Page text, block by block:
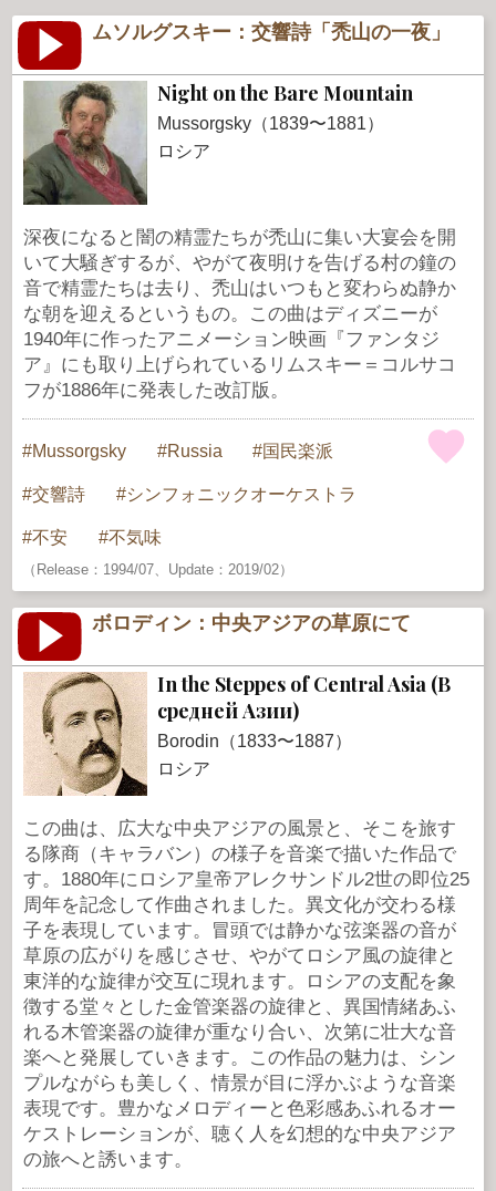
ムソルグスキー：交響詩「禿山の一夜」
Night on the Bare Mountain
Mussorgsky（1839〜1881）
ロシア
深夜になると闇の精霊たちが禿山に集い大宴会を開
いて大騒ぎするが、やがて夜明けを告げる村の鐘の
音で精霊たちは去り、禿山はいつもと変わらぬ静か
な朝を迎えるというもの。この曲はディズニーが
1940年に作ったアニメーション映画『ファンタジ
ア』にも取り上げられているリムスキー＝コルサコ
フが1886年に発表した改訂版。
Mussorgsky Russia 国民楽派
交響詩 シンフォニックオーケストラ
不安 不気味
（Release：1994/07、Update：2019/02）
ボロディン：中央アジアの草原にて
In the Steppes of Central Asia (В
средней Азии)
Borodin（1833〜1887）
ロシア
この曲は、広大な中央アジアの風景と、そこを旅す
る隊商（キャラバン）の様子を音楽で描いた作品で
す。1880年にロシア皇帝アレクサンドル2世の即位25
周年を記念して作曲されました。異文化が交わる様
子を表現しています。冒頭では静かな弦楽器の音が
草原の広がりを感じさせ、やがてロシア風の旋律と
東洋的な旋律が交互に現れます。ロシアの支配を象
徴する堂々とした金管楽器の旋律と、異国情緒あふ
れる木管楽器の旋律が重なり合い、次第に壮大な音
楽へと発展していきます。この作品の魅力は、シン
プルながらも美しく、情景が目に浮かぶような音楽
表現です。豊かなメロディーと色彩感あふれるオー
ケストレーションが、聴く人を幻想的な中央アジア
の旅へと誘います。